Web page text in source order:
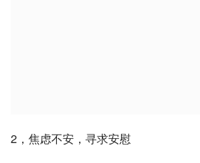
2，焦虑不安，寻求安慰